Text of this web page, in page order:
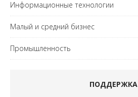
Информационные технологии
Малый и средний бизнес
Промышленность
ПОДДЕРЖКА